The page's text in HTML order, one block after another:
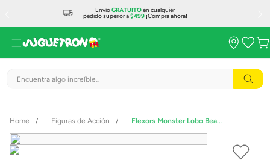
EnvíoGRATUITOen cualquier
pedido superior a$499¡Compra ahora!
Encuentra algo increíble...
Figuras de Acción Flexors Monster Lobo Beasty Muñeco Elástico